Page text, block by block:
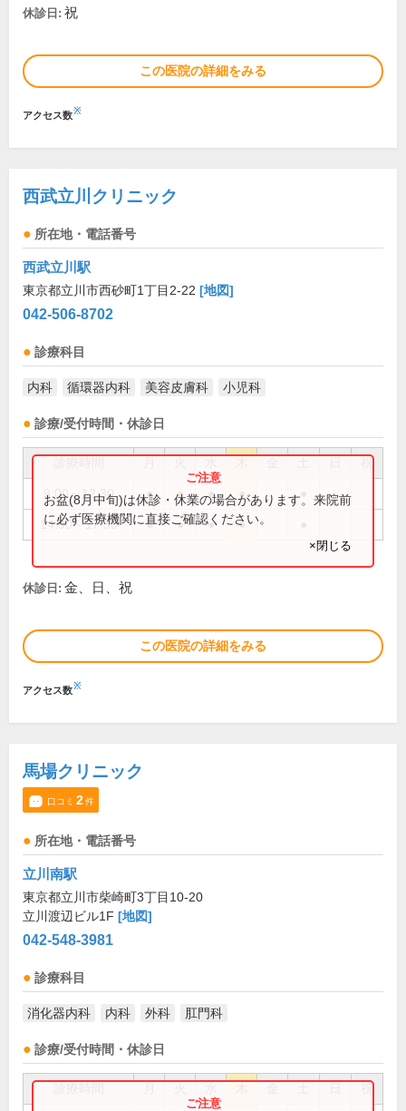
休診日: 祝
この医院の詳細をみる
アクセス数※
西武立川クリニック
所在地・電話番号
西武立川駅
東京都立川市西砂町1丁目2-22 [地図]
042-506-8702
診療科目
内科 循環器内科 美容皮膚科 小児科
診療/受付時間・休診日
祝
9:00～12:30 ● ● ● ●
14:00～17:30 ● ● ● ●
お盆(8月中旬)は休診・休業の場合があります。来院前
に必ず医療機関に直接ご確認ください。
×閉じる
休診日: 金、日、祝
この医院の詳細をみる
アクセス数※
馬場クリニック
口コミ 2件
所在地・電話番号
立川南駅
東京都立川市柴崎町3丁目10-20
立川渡辺ビル1F [地図]
042-548-3981
診療科目
消化器内科 内科 外科 肛門科
診療/受付時間・休診日
祝